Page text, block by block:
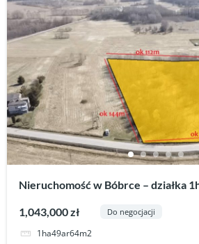
Nieruchomość w Bóbrce – działka
1,043,000 zł Do negocjacji
1ha49ar64m2